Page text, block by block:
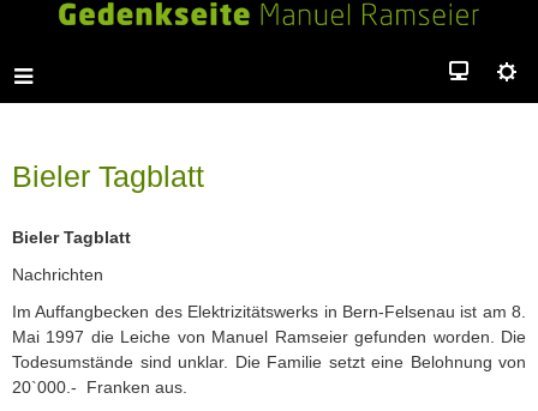
Bieler Tagblatt
Bieler Tagblatt
Nachrichten
Im Auffangbecken des Elektrizitätswerks in Bern-Felsenau ist am 8.
Mai 1997 die Leiche von Manuel Ramseier gefunden worden. Die
Todesumstände sind unklar. Die Familie setzt eine Belohnung von
20`000.- Franken aus.